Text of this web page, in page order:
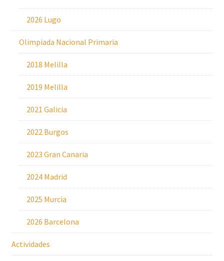
2026 Lugo
Olimpiada Nacional Primaria
2018 Melilla
2019 Melilla
2021 Galicia
2022 Burgos
2023 Gran Canaria
2024 Madrid
2025 Murcia
2026 Barcelona
Actividades